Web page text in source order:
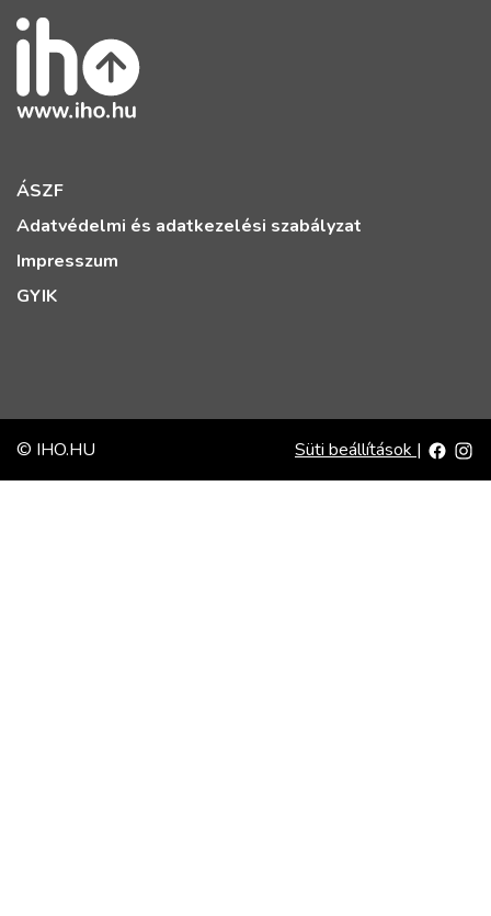
ÁSZF
Adatvédelmi és adatkezelési szabályzat
Impresszum
GYIK
© IHO.HU Süti beállítások |